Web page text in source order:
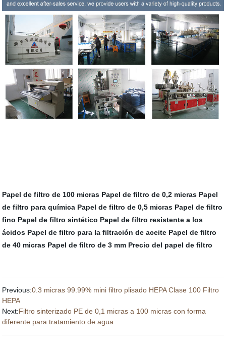
Papel de filtro de 100 micras Papel de filtro de 0,2 micras Papel
de filtro para química Papel de filtro de 0,5 micras Papel de filtro
fino Papel de filtro sintético Papel de filtro resistente a los
ácidos Papel de filtro para la filtración de aceite Papel de filtro
de 40 micras Papel de filtro de 3 mm Precio del papel de filtro
Previous:0.3 micras 99.99% mini filtro plisado HEPA Clase 100 Filtro
HEPA
Next:Filtro sinterizado PE de 0,1 micras a 100 micras con forma
diferente para tratamiento de agua